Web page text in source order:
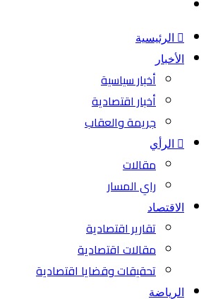
الرئيسية
الأخبار
أخبار سياسية
أخبار اقتصادية
جريمة والعقاب
الرأي
مقالات
راي المسار
الاقتصاد
تقارير اقتصادية
مقالات اقتصادية
تحقيقات وقضايا اقتصادية
الرياضة